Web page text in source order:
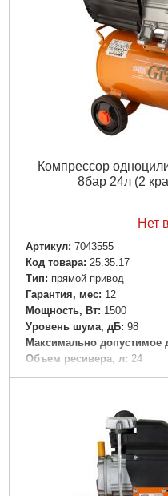
Компрессор
8бар 24л (2
Нет
Артикул: 7043555
Код товара: 25.35.17
Tип: прямой привод
Гарантия, мес: 12
Мощность, Вт: 1500
Уровень шума, дБ: 98
Максимально допустимое
Объем ресивера, л: 24
Рвзмер: 580×250×600 мм
Вес брутто (единицы), кг:
Вес нетто (единицы), кг:
Тип упаковки: картонная